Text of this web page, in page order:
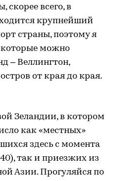
всего, в
крупнейший
страны, поэтому я
которые можно
– Веллингтон,
от края до края.
Зеландии, в котором
как «местных»
здесь с момента
так и приезжих из
Азии. Прогуляйся по